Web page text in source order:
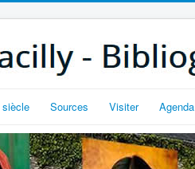
siècle Sources Visiter Agenda